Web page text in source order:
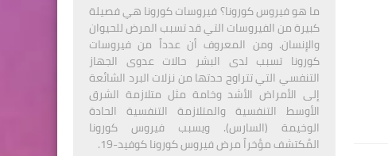
ما هو فيروس كورونا؟ فيروسات كورونا هي فصيلة
كبيرة من الفيروسات التي قد تسبب المرض للحيوان
والإنسان. ومن المعروف أن عدداً من فيروسات
كورونا تسبب لدى البشر حالات عدوى الجهاز
التنفسي التي تتراوح حدتها من نزلات البرد الشائعة
إلى الأمراض الأشد وخامة مثل متلازمة الشرق
الأوسط التنفسية والمتلازمة التنفسية الحادة
الوخيمة (السارس). ويسبب فيروس كورونا
المُكتشف مؤخراً مرض فيروس كورونا كوفيد-19.